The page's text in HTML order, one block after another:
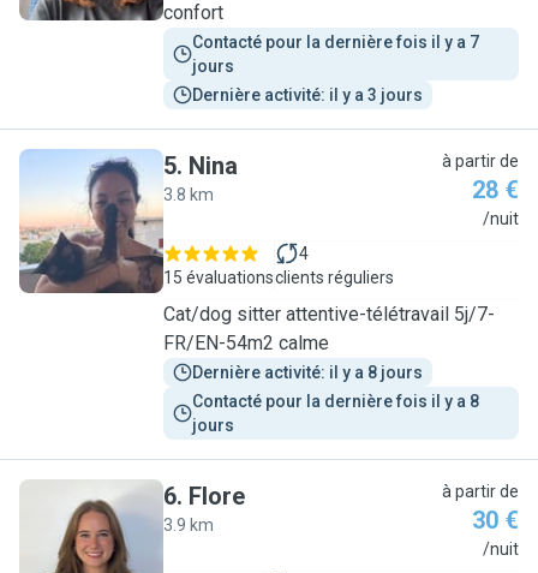
confort
Contacté pour la dernière fois il y a 7
jours
Dernière activité: il y a 3 jours
N
5. Nina
3.8 km
à partir de
28 €
/nuit
15 évaluations
4
clients réguliers
Cat/dog sitter attentive-télétravail 5j/7-
FR/EN-54m2 calme
Dernière activité: il y a 8 jours
Contacté pour la dernière fois il y a 8
jours
F
6. Flore
3.9 km
à partir de
30 €
/nuit